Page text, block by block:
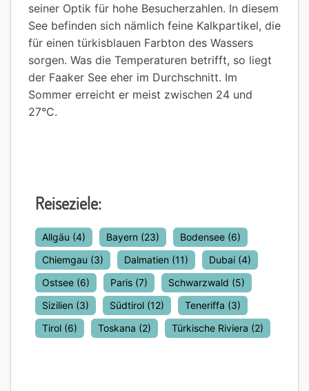
seiner Optik für hohe Besucherzahlen. In diesem
See befinden sich nämlich feine Kalkpartikel, die
für einen türkisblauen Farbton des Wassers
sorgen. Was die Temperaturen betrifft, so liegt
der Faaker See eher im Durchschnitt. Im
Sommer erreicht er meist zwischen 24 und
27°C.
Reiseziele:
Allgäu (4) Bayern (23) Bodensee (6)
Chiemgau (3) Dalmatien (11) Dubai (4)
Ostsee (6) Paris (7) Schwarzwald (5)
Sizilien (3) Südtirol (12) Teneriffa (3)
Tirol (6) Toskana (2) Türkische Riviera (2)